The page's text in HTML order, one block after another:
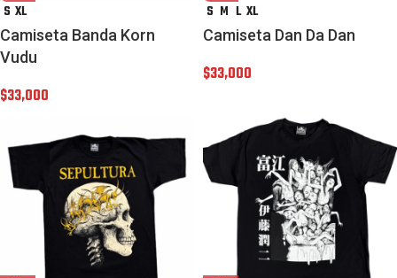
S XL
Camiseta Banda Korn
Vudu
$33,000
S M L XL
Camiseta Dan Da Dan
$33,000